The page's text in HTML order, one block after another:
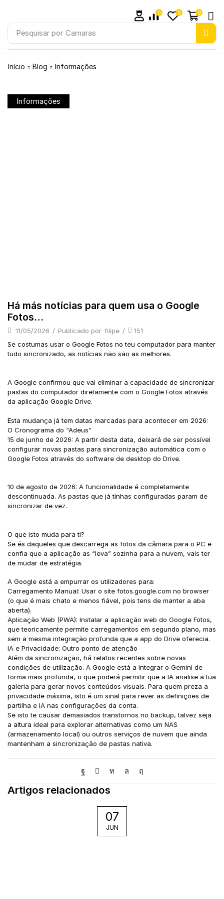
Pesquisar por Camaras
0 0 0
Início Blog Informações
Informações
Há más notícias para quem usa o Google
Fotos…
11/05/2026 / Publicado por filipe /
151
Se costumas usar o Google Fotos no teu computador para manter
tudo sincronizado, as notícias não são as melhores.
A Google confirmou que vai eliminar a capacidade de sincronizar
pastas do computador diretamente com o Google Fotos através
da aplicação Google Drive.
Esta mudança já tem datas marcadas para acontecer em 2026:
O Cronograma do “Adeus”
15 de junho de 2026: A partir desta data, deixará de ser possível
configurar novas pastas para sincronização automática com o
Google Fotos através do software de desktop do Drive.
10 de agosto de 2026: A funcionalidade é completamente
descontinuada. As pastas que já tinhas configuradas param de
sincronizar de vez.
O que isto muda para ti?
Se és daqueles que descarrega as fotos da câmara para o PC e
confia que a aplicação as “leva” sozinha para a nuvem, vais ter
de mudar de estratégia.
A Google está a empurrar os utilizadores para:
Carregamento Manual: Usar o site fotos.google.com no browser
(o que é mais chato e menos fiável, pois tens de manter a aba
aberta).
Aplicação Web (PWA): Instalar a aplicação web do Google Fotos,
que teoricamente permite carregamentos em segundo plano, mas
sem a mesma integração profunda que a app do Drive oferecia.
IA e Privacidade: Outro ponto de atenção
Além da sincronização, há relatos recentes sobre novas
condições de utilização. A Google está a integrar o Gemini de
forma mais profunda, o que poderá permitir que a IA analise a tua
galeria para gerar novos conteúdos visuais. Para quem preza a
privacidade máxima, isto é um sinal para rever as definições de
partilha e IA nas configurações da conta.
Se isto te causar demasiados transtornos no backup, talvez seja
a altura ideal para explorar alternativas como um NAS
(armazenamento local) ou outros serviços de nuvem que ainda
mantenham a sincronização de pastas nativa.
Artigos relacionados
07
JUN